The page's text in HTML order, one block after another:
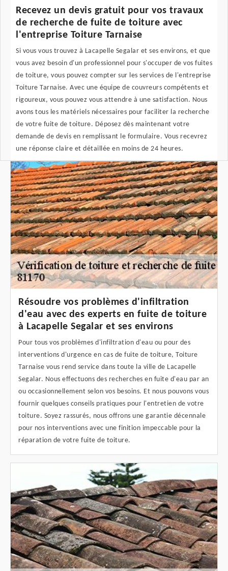
Recevez un devis gratuit pour vos travaux
de recherche de fuite de toiture avec
l'entreprise Toiture Tarnaise
Si vous vous trouvez à Lacapelle Segalar et ses environs, et que
vous avez besoin d'un professionnel pour s'occuper de vos fuites
de toiture, vous pouvez compter sur les services de l'entreprise
Toiture Tarnaise. Avec une équipe de couvreurs compétents et
rigoureux, vous pouvez vous attendre à une satisfaction. Nous
avons tous les matériels nécessaires pour faciliter la recherche
de votre fuite de toiture. Déposez dès maintenant votre
demande de devis en remplissant le formulaire. Vous recevrez
une réponse claire et détaillée en moins de 24 heures.
Résoudre vos problèmes d'infiltration
d'eau avec des experts en fuite de toiture
à Lacapelle Segalar et ses environs
Pour tous vos problèmes d'infiltration d'eau ou pour des
interventions d'urgence en cas de fuite de toiture, Toiture
Tarnaise vous rend service dans toute la ville de Lacapelle
Segalar. Nous effectuons des recherches en fuite d'eau par an
ou occasionnellement selon vos besoins. Et nous pouvons vous
fournir quelques conseils pratiques pour l'entretien de votre
toiture. Soyez rassurés, nous offrons une garantie décennale
pour nos interventions avec une finition impeccable pour la
réparation de votre fuite de toiture.